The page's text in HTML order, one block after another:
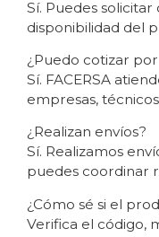
Sí. Puedes
disponibilidad del
¿Puedo cotizar
Sí. FACERSA
empresas,
¿Realizan envíos?
Sí. Realizamos
puedes coordinar
¿Cómo sé si el
Verifica el código,